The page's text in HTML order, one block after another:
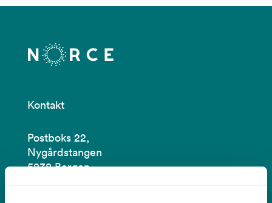
Kontakt
Postboks 22,
Nygårdstangen
5838 Bergen